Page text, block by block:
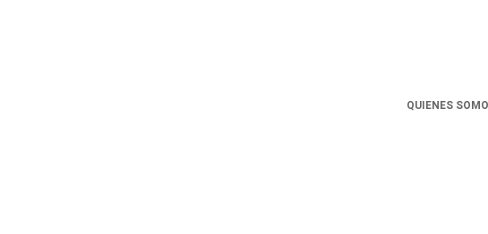
QUIENES